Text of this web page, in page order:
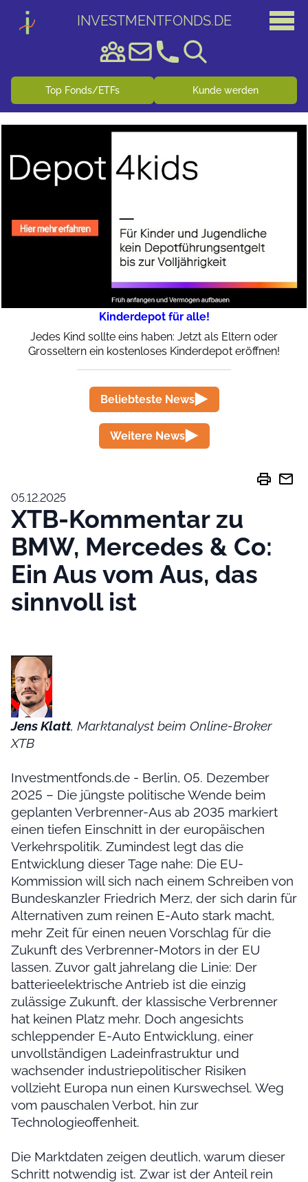
INVESTMENTFONDS.DE
Top Fonds/ETFs Kunde werden
Kinderdepot für alle!
Jedes Kind sollte eins haben: Jetzt als Eltern oder
Grosseltern ein kostenloses Kinderdepot eröffnen!
Beliebteste News
Weitere News
print mail
05.12.2025
XTB-Kommentar zu
BMW, Mercedes & Co:
Ein Aus vom Aus, das
sinnvoll ist
Jens Klatt, Marktanalyst beim Online-Broker
XTB
Investmentfonds.de - Berlin, 05. Dezember
2025 – Die jüngste politische Wende beim
geplanten Verbrenner-Aus ab 2035 markiert
einen tiefen Einschnitt in der europäischen
Verkehrspolitik. Zumindest legt das die
Entwicklung dieser Tage nahe: Die EU-
Kommission will sich nach einem Schreiben von
Bundeskanzler Friedrich Merz, der sich darin für
Alternativen zum reinen E-Auto stark macht,
mehr Zeit für einen neuen Vorschlag für die
Zukunft des Verbrenner-Motors in der EU
lassen. Zuvor galt jahrelang die Linie: Der
batterieelektrische Antrieb ist die einzig
zulässige Zukunft, der klassische Verbrenner
hat keinen Platz mehr. Doch angesichts
schleppender E-Auto Entwicklung, einer
unvollständigen Ladeinfrastruktur und
wachsender industriepolitischer Risiken
vollzieht Europa nun einen Kurswechsel. Weg
vom pauschalen Verbot, hin zur
Technologieoffenheit.
Die Marktdaten zeigen deutlich, warum dieser
Schritt notwendig ist. Zwar ist der Anteil rein